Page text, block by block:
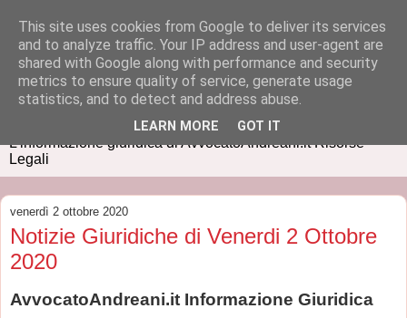
IUSPRESS
L'informazione giuridica di AvvocatoAndreani.it Risorse
Legali
venerdì 2 ottobre 2020
Notizie Giuridiche di Venerdi 2 Ottobre
2020
AvvocatoAndreani.it Informazione Giuridica
This site uses cookies from Google to deliver its services
and to analyze traffic. Your IP address and user-agent are
shared with Google along with performance and security
metrics to ensure quality of service, generate usage
statistics, and to detect and address abuse.
LEARN MORE GOT IT